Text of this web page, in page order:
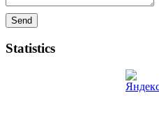
Send
Statistics